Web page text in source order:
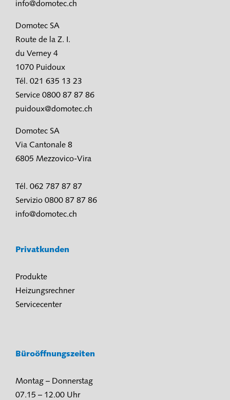
info@domotec.ch
Domotec SA
Route de la Z. I.
du Verney 4
1070 Puidoux
Tél. 021 635 13 23
Service 0800 87 87 86
puidoux@domotec.ch
Domotec SA
Via Cantonale 8
6805 Mezzovico-Vira
Tél. 062 787 87 87
Servizio 0800 87 87 86
info@domotec.ch
Privatkunden
Produkte
Heizungsrechner
Servicecenter
Büroöffnungszeiten
Montag – Donnerstag
07.15 – 12.00 Uhr